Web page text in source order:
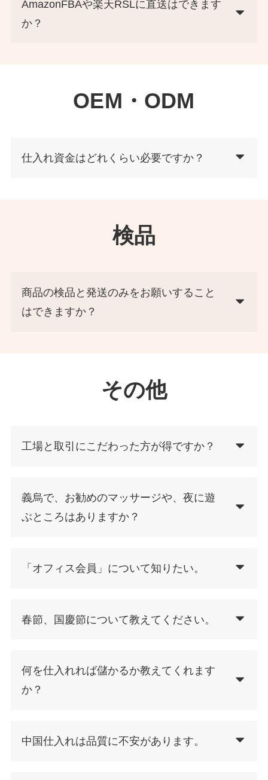
AmazonFBAや楽天RSLに直送はできます
か？
OEM・ODM
仕入れ資金はどれくらい必要ですか？
検品
商品の検品と発送のみをお願いすること
はできますか？
その他
工場と取引にこだわった方が得ですか？
義烏で、お勧めのマッサージや、夜に遊
ぶところはありますか？
「オフィス会員」について知りたい。
春節、国慶節について教えてください。
何を仕入れれば儲かるか教えてくれます
か？
中国仕入れは品質に不安があります。